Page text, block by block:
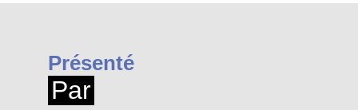
Présenté
Par